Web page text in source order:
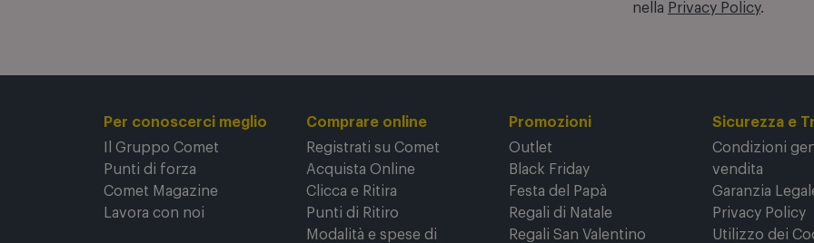
nella Privacy Policy.
Per conoscerci meglio
Il Gruppo Comet
Punti di forza
Comet Magazine
Lavora con noi
Comprare online
Registrati su Comet
Acquista Online
Clicca e Ritira
Punti di Ritiro
Modalità e spese di
Promozioni
Outlet
Black Friday
Festa del Papà
Regali di Natale
Regali San Valentino
Sicurezza e
Condizioni
vendita
Garanzia
Privacy Policy
Utilizzo dei